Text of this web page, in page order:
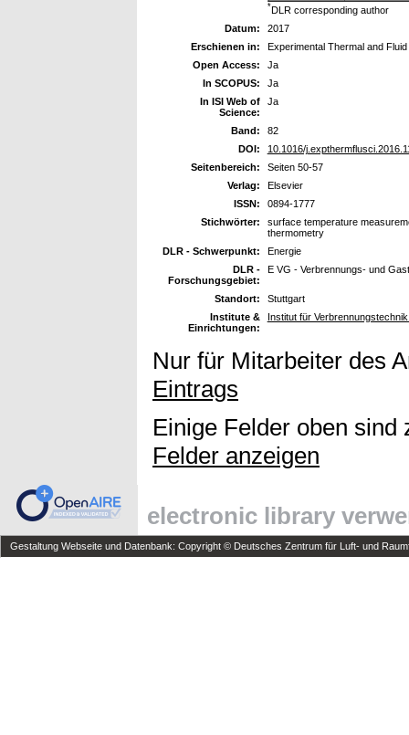
*DLR corresponding author
Datum:
2017
Erschienen in:
Experimental Thermal and
Open Access:
Ja
In SCOPUS:
Ja
In ISI Web of
Science:
Ja
Band:
82
DOI:
10.1016/
Seitenbereich:
Seiten 50-57
Verlag:
Elsevier
ISSN:
0894-1777
Stichwörter:
surface temperature
thermometry
DLR - Schwerpunkt:
Energie
DLR -
Forschungsgebiet:
E VG - Verbrennungs- und
Standort:
Stuttgart
Institute &
Einrichtungen:
Institut für
Nur für Mitarbeiter des
Eintrags
Einige Felder oben
Felder anzeigen
electronic library
Gestaltung Webseite und Datenbank: Copyright © Deutsches Zentrum für Luft- und